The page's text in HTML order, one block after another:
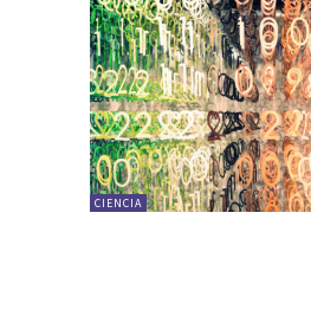
CIENCIA